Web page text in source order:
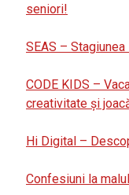
seniori!
SEAS –
CODE KIDS –
creativitate și
Hi Digital –
Confesiuni la